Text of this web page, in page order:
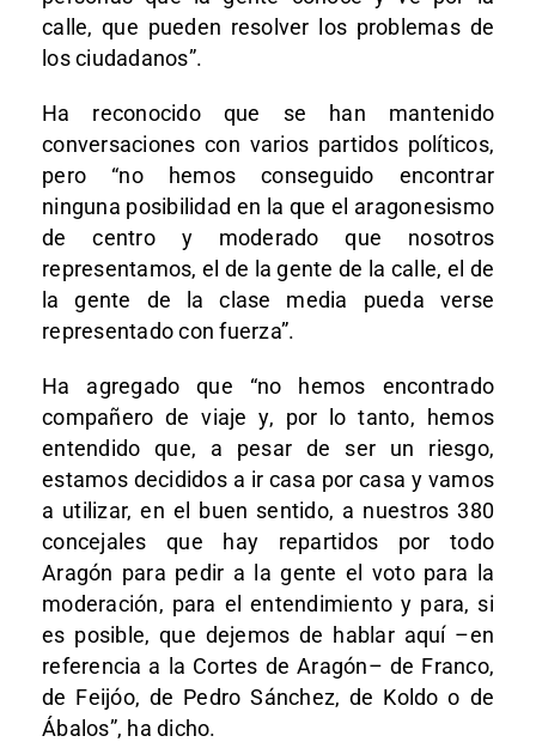
calle, que pueden resolver los problemas de
los ciudadanos”.
Ha reconocido que se han mantenido
conversaciones con varios partidos políticos,
pero “no hemos conseguido encontrar
ninguna posibilidad en la que el aragonesismo
de centro y moderado que nosotros
representamos, el de la gente de la calle, el de
la gente de la clase media pueda verse
representado con fuerza”.
Ha agregado que “no hemos encontrado
compañero de viaje y, por lo tanto, hemos
entendido que, a pesar de ser un riesgo,
estamos decididos a ir casa por casa y vamos
a utilizar, en el buen sentido, a nuestros 380
concejales que hay repartidos por todo
Aragón para pedir a la gente el voto para la
moderación, para el entendimiento y para, si
es posible, que dejemos de hablar aquí –en
referencia a la Cortes de Aragón– de Franco,
de Feijóo, de Pedro Sánchez, de Koldo o de
Ábalos”, ha dicho.